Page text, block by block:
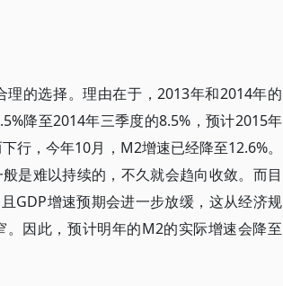
的选择。理由在于，2013年和2014年的
降至2014年三季度的8.5%，预计2015年
行，今年10月，M2增速已经降至12.6%。
是难以持续的，不久就会趋向收敛。而目
GDP增速预期会进一步放缓，这从经济规
因此，预计明年的M2的实际增速会降至